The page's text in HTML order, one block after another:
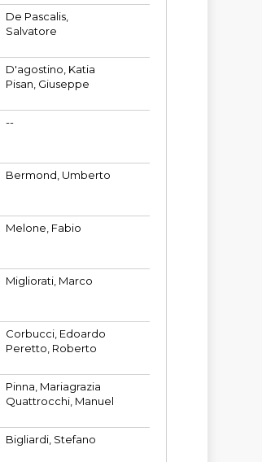
De Pascalis,
Salvatore
D'agostino, Katia
Pisan, Giuseppe
--
Bermond, Umberto
Melone, Fabio
Migliorati, Marco
Corbucci, Edoardo
Peretto, Roberto
Pinna, Mariagrazia
Quattrocchi, Manuel
Bigliardi, Stefano